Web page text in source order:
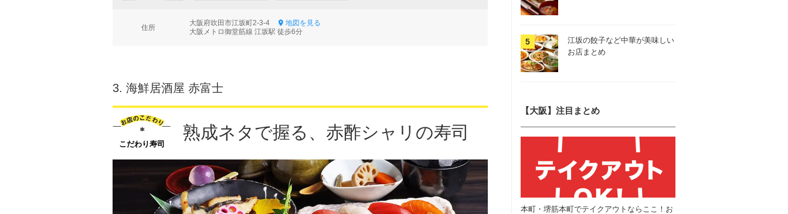
住所
大阪府吹田市江坂町2-3-4
地図を見る
大阪メトロ御堂筋線 江坂駅 徒歩6分
3. 海鮮居酒屋 赤富士
こだわり寿司
熟成ネタで握る、赤酢シャリの寿司
江坂の餃子など中華が美味しい
お店まとめ
【大阪】注目まとめ
本町・堺筋本町でテイクアウトならここ！お